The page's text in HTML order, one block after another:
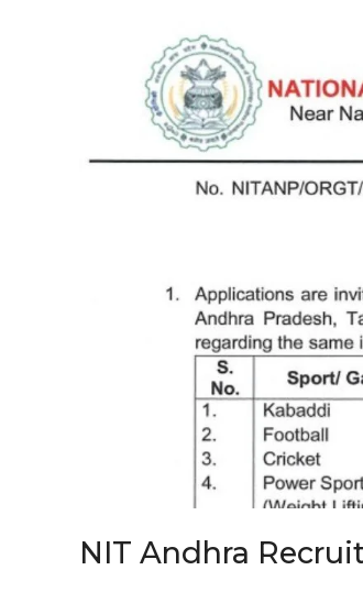
NIT Andhra